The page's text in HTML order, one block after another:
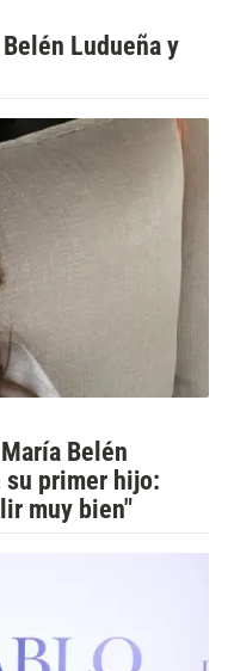
Ludueña y
Belén
su primer hijo:
muy bien"